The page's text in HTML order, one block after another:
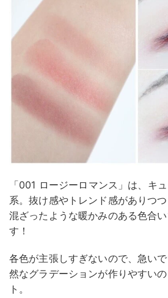
「001 ロージーロマンス」は、キ
系。抜け感やトレンド感がありつ
混ざったような暖かみのある色合
す！
各色が主張しすぎないので、急い
然なグラデーションが作りやすい
ト。